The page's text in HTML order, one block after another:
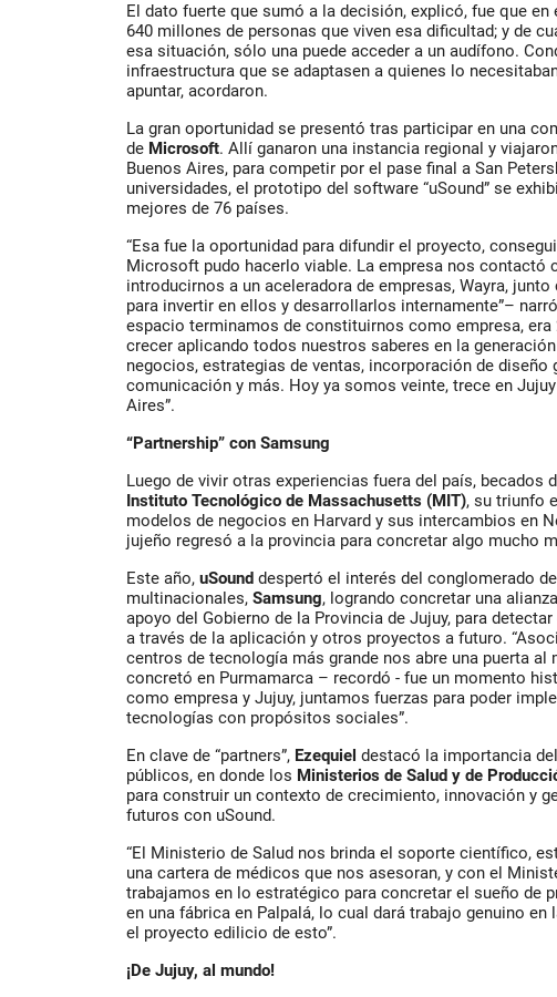
El dato fuerte que sumó a la decisión, explicó, fue que en
640 millones de personas que viven esa dificultad; y de
esa situación, sólo una puede acceder a un audífono.
infraestructura que se adaptasen a quienes lo
apuntar, acordaron.
La gran oportunidad se presentó tras participar en una
de Microsoft. Allí ganaron una instancia regional y
Buenos Aires, para competir por el pase final a San
universidades, el prototipo del software “uSound” se
mejores de 76 países.
“Esa fue la oportunidad para difundir el proyecto,
Microsoft pudo hacerlo viable. La empresa nos contactó
introducirnos a un aceleradora de empresas, Wayra,
para invertir en ellos y desarrollarlos internamente”– narró
espacio terminamos de constituirnos como empresa, era
crecer aplicando todos nuestros saberes en la
negocios, estrategias de ventas, incorporación de diseño
comunicación y más. Hoy ya somos veinte, trece en
Aires”.
“Partnership” con Samsung
Luego de vivir otras experiencias fuera del país, becados
Instituto Tecnológico de Massachusetts (MIT), su triunfo
modelos de negocios en Harvard y sus intercambios en
jujeño regresó a la provincia para concretar algo mucho
Este año, uSound despertó el interés del conglomerado
multinacionales, Samsung, logrando concretar una
apoyo del Gobierno de la Provincia de Jujuy, para
a través de la aplicación y otros proyectos a futuro.
centros de tecnología más grande nos abre una puerta al
concretó en Purmamarca – recordó - fue un momento
como empresa y Jujuy, juntamos fuerzas para poder
tecnologías con propósitos sociales”.
En clave de “partners”, Ezequiel destacó la importancia
públicos, en donde los Ministerios de Salud y de
para construir un contexto de crecimiento, innovación y
futuros con uSound.
“El Ministerio de Salud nos brinda el soporte científico,
una cartera de médicos que nos asesoran, y con el
trabajamos en lo estratégico para concretar el sueño de
en una fábrica en Palpalá, lo cual dará trabajo genuino en
el proyecto edilicio de esto”.
¡De Jujuy, al mundo!